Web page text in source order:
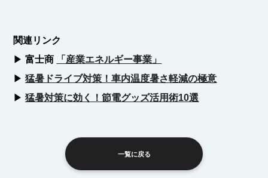
関連リンク
▶︎富士商
「産業エネルギー事業」
▶︎猛暑ドライブ対策！車内温度暑さ軽減の極意
▶︎猛暑対策に効く！節電グッズ活用術10選
一覧に戻る